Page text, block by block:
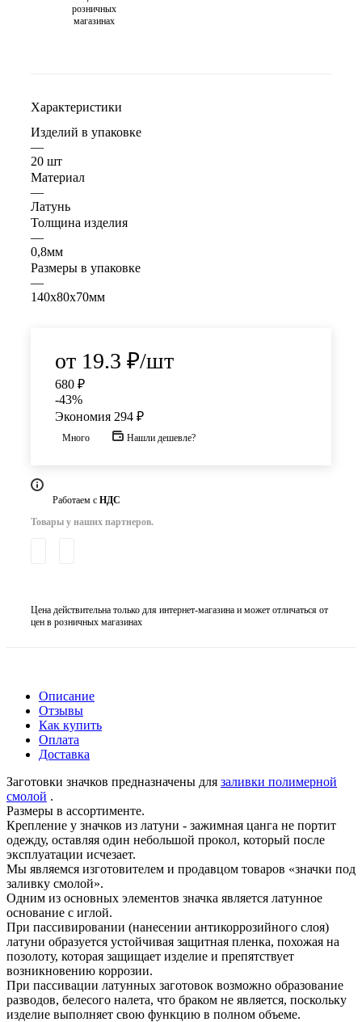
розничных
магазинах
Характеристики
Изделий в упаковке
—
20 шт
Материал
—
Латунь
Толщина изделия
—
0,8мм
Размеры в упаковке
—
140x80x70мм
от 19.3 ₽/шт
680 ₽
-43%
Экономия 294 ₽
Много Нашли дешевле?
Работаем с НДС
Товары у наших партнеров.
Цена действительна только для интернет-магазина и может отличаться от
цен в розничных магазинах
Описание
Отзывы
Как купить
Оплата
Доставка
Заготовки значков предназначены для заливки полимерной
смолой .
Размеры в ассортименте.
Крепление у значков из латуни - зажимная цанга не портит
одежду, оставляя один небольшой прокол, который после
эксплуатации исчезает.
Мы являемся изготовителем и продавцом товаров «значки под
заливку смолой».
Одним из основных элементов значка является латунное
основание с иглой.
При пассивировании (нанесении антикоррозийного слоя)
латуни образуется устойчивая защитная пленка, похожая на
позолоту, которая защищает изделие и препятствует
возникновению коррозии.
При пассивации латунных заготовок возможно образование
разводов, белесого налета, что браком не является, поскольку
изделие выполняет свою функцию в полном объеме.